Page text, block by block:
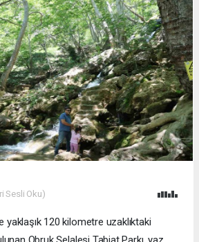
Sesli Oku)
120 kilometre uzaklıktaki